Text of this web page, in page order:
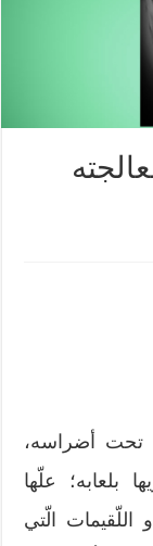
تحت أضراسه،
بلعابه؛ علّها
الّتي